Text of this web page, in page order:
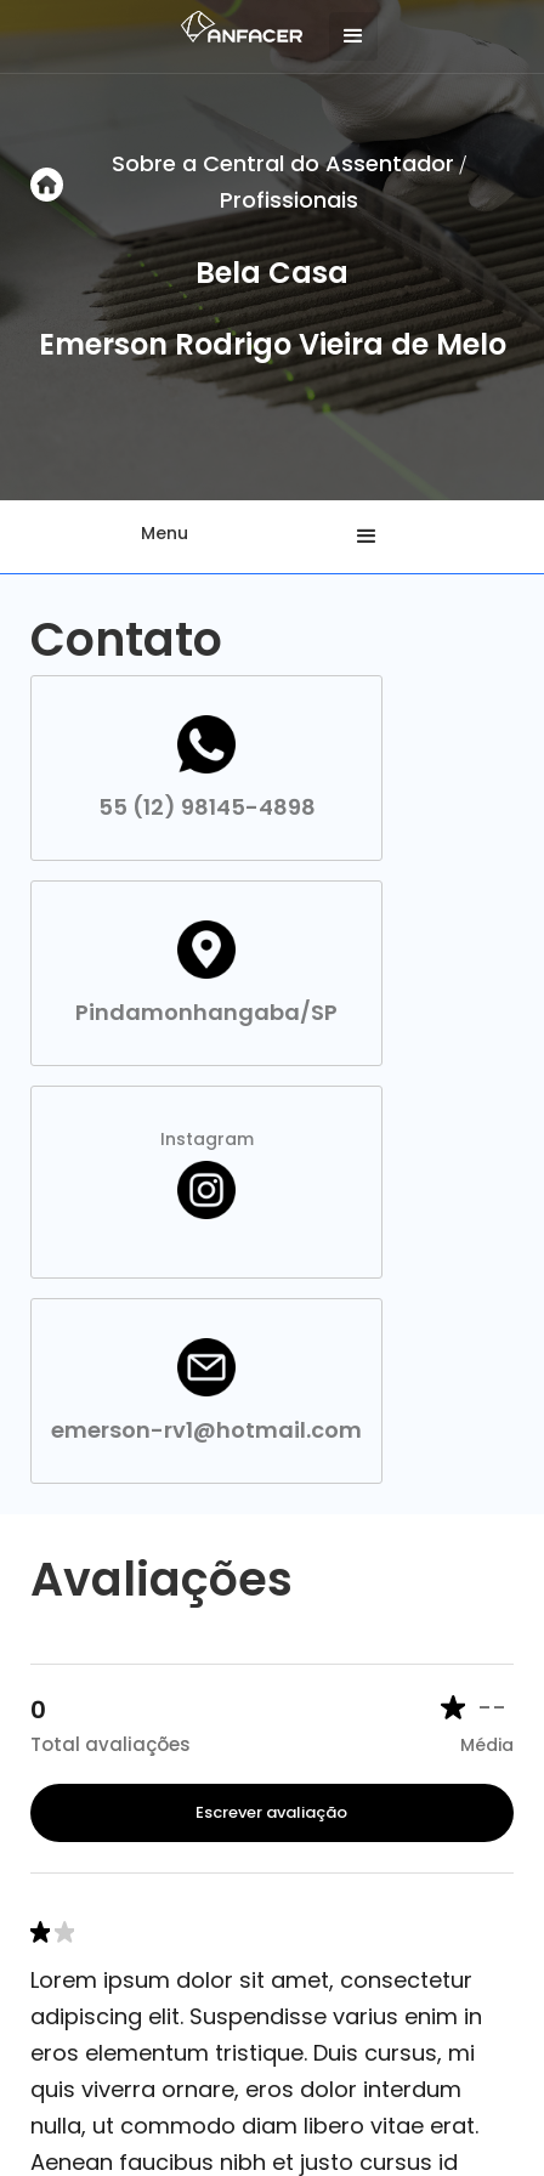
Sobre a Central do Assentador/
Profissionais
Bela Casa
Emerson Rodrigo Vieira de Melo
Menu
Contato
55 (12) 98145-4898
Pindamonhangaba/SP
Instagram
emerson-rv1@hotmail.com
Avaliações
0
Total avaliações
--
Média
Escrever avaliação
Lorem ipsum dolor sit amet, consectetur
adipiscing elit. Suspendisse varius enim in
eros elementum tristique. Duis cursus, mi
quis viverra ornare, eros dolor interdum
nulla, ut commodo diam libero vitae erat.
Aenean faucibus nibh et justo cursus id